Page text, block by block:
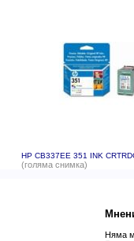
HP CB337EE 351 INK
(голяма снимка)
Няма